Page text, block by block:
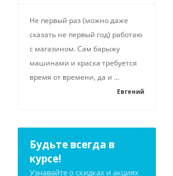
Не первый раз (можно даже
сказать не первый год) работаю
с магазином. Сам барыжу
машинами и краска требуется
время от времени, да и ...
Евгений
Будьте всегда в
курсе!
Узнавайте о скидках и акциях